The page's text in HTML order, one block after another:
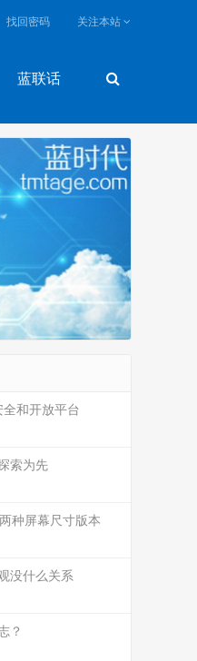
蓝联话
找回密码 关注本站
和开放平台
索为先
种屏幕尺寸版本
没什么关系
？